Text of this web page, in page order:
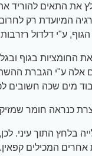
את התאים להוריד
המיועדת רק
ע"י דלדול
החומציות בגוף
אלה ע"י הגברת
מים שכה חשובים
כנראה חומר
בלחץ התוך עיני.
המכילים קפאין.